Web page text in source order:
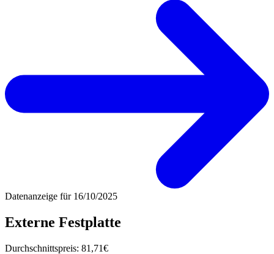
Datenanzeige für 16/10/2025
Externe Festplatte
Durchschnittspreis: 81,71€